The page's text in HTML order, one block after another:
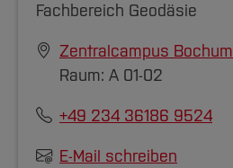
Fachbereich Geodäsie
Zentralcampus Bochum
Raum: A 01-02
+49 234 36186 9524
E-Mail schreiben